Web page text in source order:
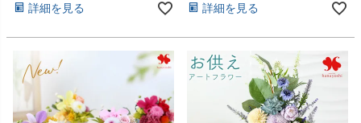
詳細を見る 詳細を見る